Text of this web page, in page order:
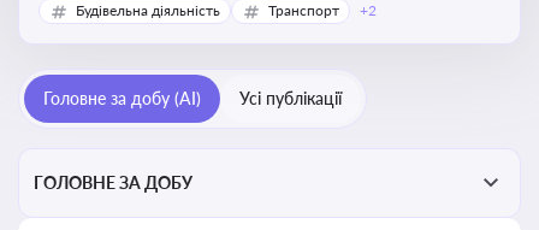
Будівельна діяльність
Транспорт +2
Головне за добу (AI) Усі публікації
ГОЛОВНЕ ЗА ДОБУ